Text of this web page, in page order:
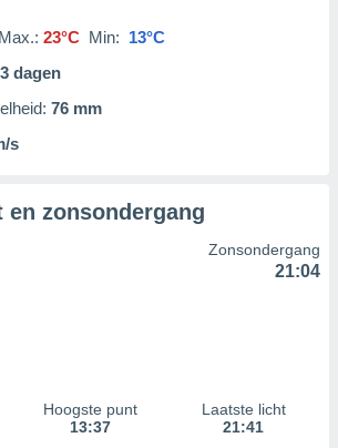
Max.: 23°C Min: 13°C
dagen
76 mm
s
en zonsondergang
Zonsondergang
21:04
Hoogste punt
13:37
Laatste licht
21:41